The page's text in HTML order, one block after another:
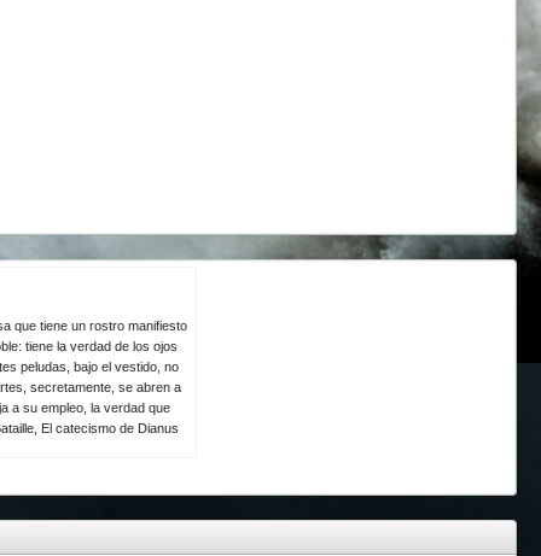
que tiene un rostro manifiesto
tiene la verdad de los ojos
peludas, bajo el vestido, no
secretamente, se abren a
a su empleo, la verdad que
El catecismo de Dianus